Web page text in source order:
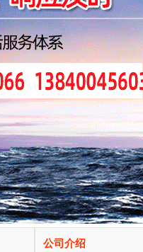
公司介绍